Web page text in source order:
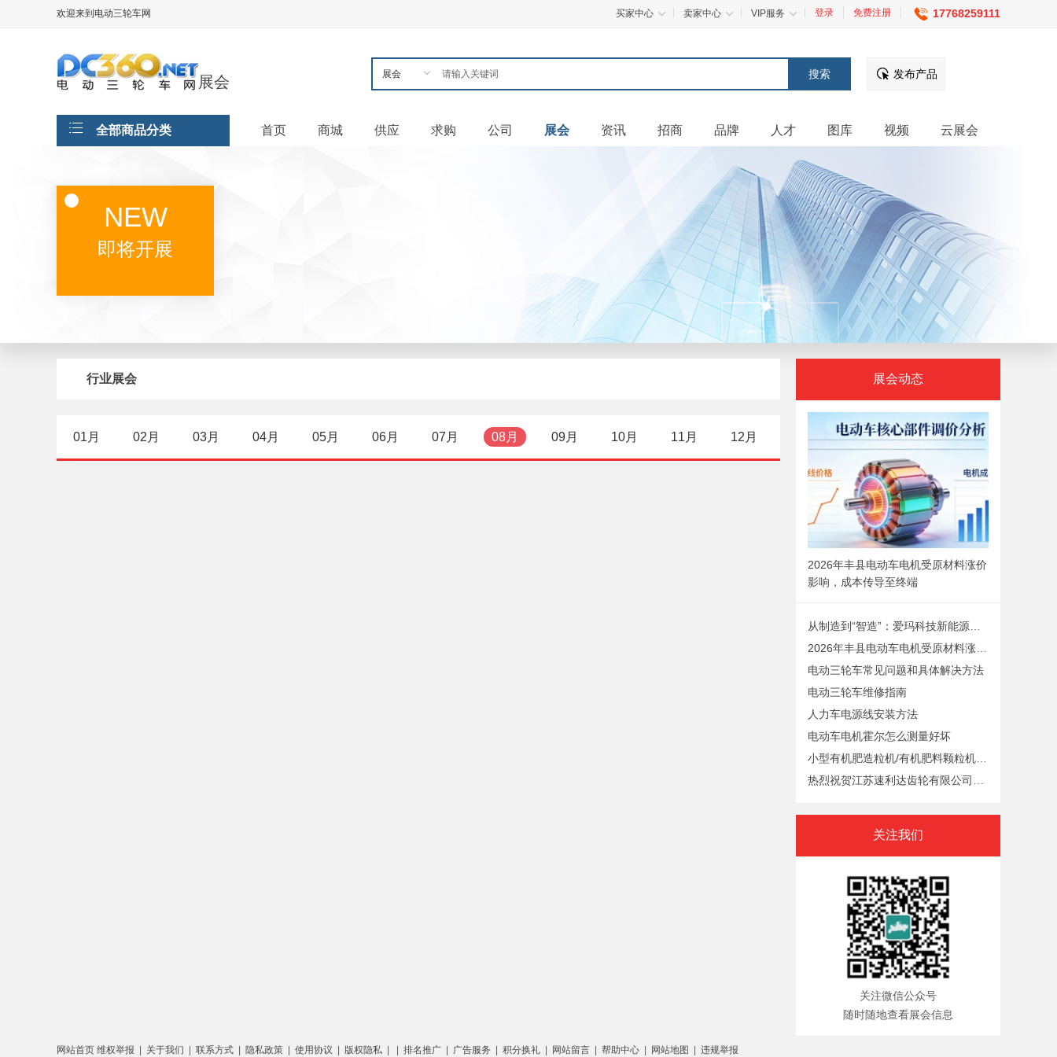
欢迎来到电动三轮车网 买家中心 卖家中心 VIP服务 登录 免费注册 17768259111
展会 发布产品
全部商品分类 首页 商城 供应 求购 公司 展会 资讯 招商 品牌 人才 图库 视频 云展会
NEW
即将开展
行业展会
01月 02月 03月 04月 05月 06月 07月 08月 09月 10月 11月 12月
展会动态
2026年丰县电动车电机受原材料涨价
影响，成本传导至终端
电动三轮车常见问题和具体解决方法
电动三轮车维修指南
人力车电源线安装方法
电动车电机霍尔怎么测量好坏
关注我们
关注微信公众号
随时随地查看展会信息
网站首页 维权举报 | 关于我们 | 联系方式 | 隐私政策 | 使用协议 | 版权隐私 | | 排名推广 | 广告服务 | 积分换礼 | 网站留言 | 帮助中心 | 网站地图 | 违规举报